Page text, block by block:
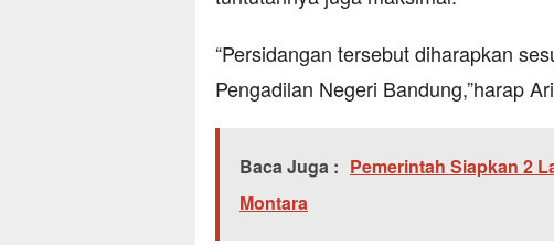
“Persidangan tersebut diharapkan
Pengadilan Negeri Bandung,”harap
Baca Juga : Pemerintah Siapkan 2
Montara